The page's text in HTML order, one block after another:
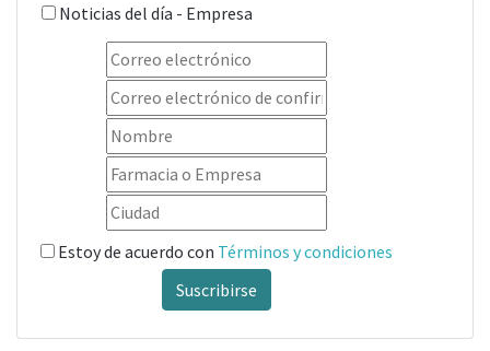
Noticias del día - Empresa
Estoy de acuerdo con Términos y condiciones
Suscribirse